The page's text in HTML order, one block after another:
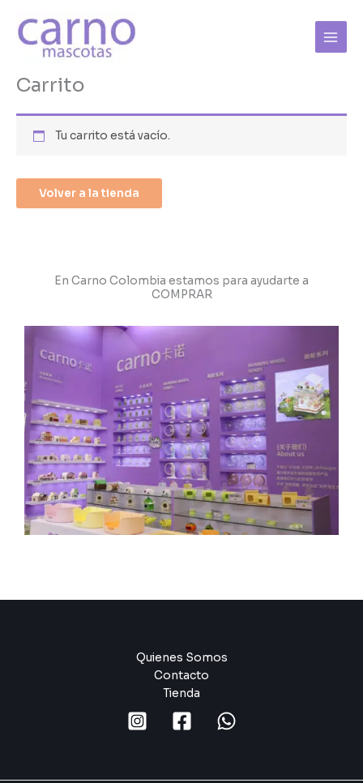
contenido
Carrito
Tu carrito está vacío.
Volver a la tienda
En Carno Colombia estamos para ayudarte a
COMPRAR
Quienes Somos
Contacto
Tienda